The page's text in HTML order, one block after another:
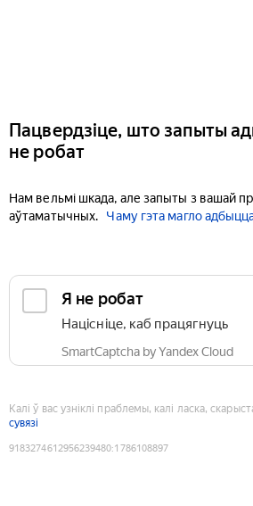
Пацвердзіце, што запыты
не робат
Нам вельмі шкада, але запыты з вашай
аўтаматычных.
Чаму гэта магло
Я не робат
Націсніце, каб працягнуць
SmartCaptcha by Yandex Cloud
Калі ў вас узніклі праблемы, калі ласка,
сувязі
9183274612956239480:1786108897